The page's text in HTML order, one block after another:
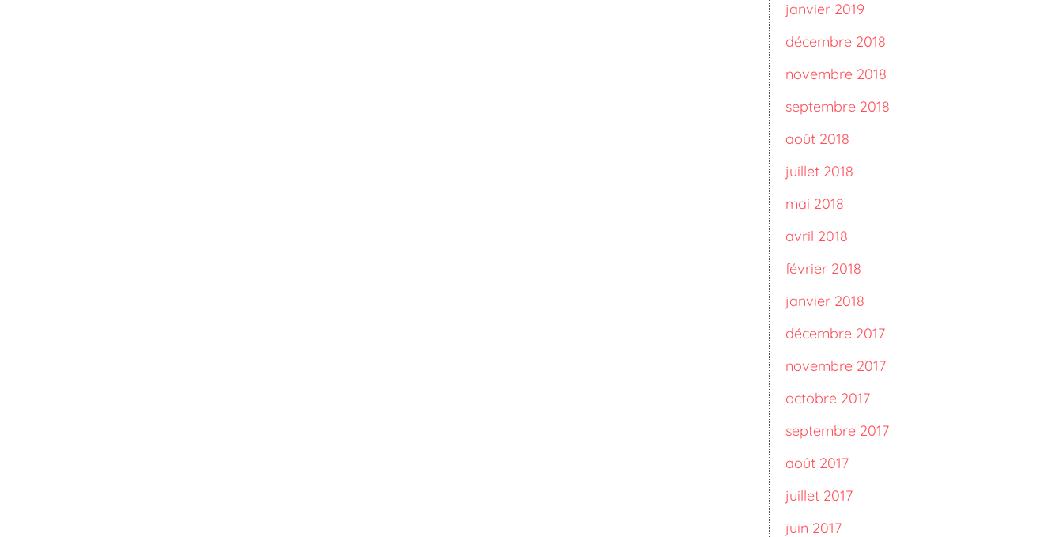
janvier 2019
décembre 2018
novembre 2018
septembre 2018
août 2018
juillet 2018
mai 2018
avril 2018
février 2018
janvier 2018
décembre 2017
novembre 2017
octobre 2017
septembre 2017
août 2017
juillet 2017
juin 2017